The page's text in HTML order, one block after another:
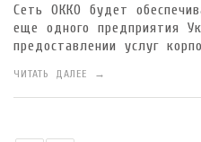
Сеть ОККО будет
еще одного предприятия
предоставлении услуг
ЧИТАТЬ ДАЛЕЕ →